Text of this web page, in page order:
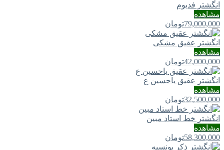
انگشتر فدیوم
مشاهده
79,000,000تومان
انگشتر عقیق مشکی
مشاهده
42,000,000تومان
انگشتر عقیق یاحسین ع
مشاهده
32,500,000تومان
انگشتر خط استاد مبین
مشاهده
58,300,000تومان